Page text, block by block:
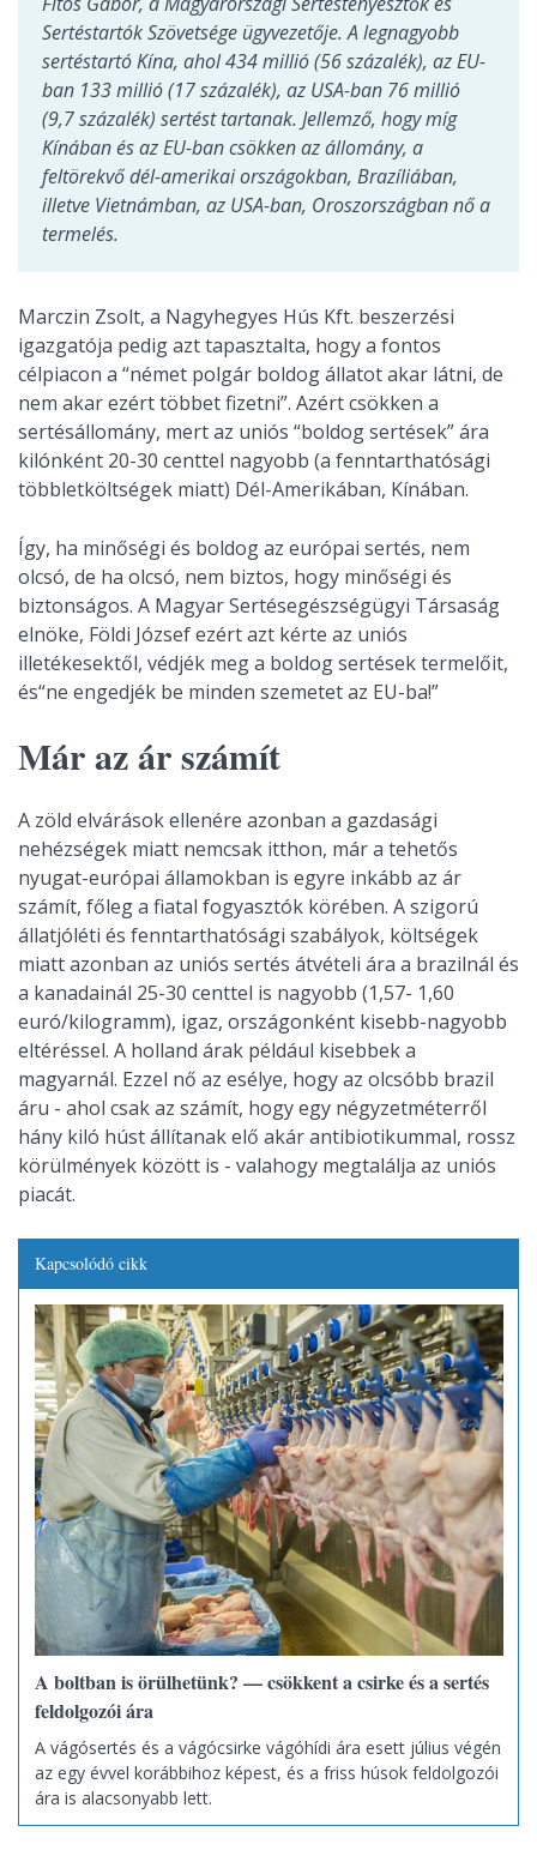
Sertéstartók Szövetsége ügyvezetője. A legnagyobb
sertéstartó Kína, ahol 434 millió (56 százalék), az EU-
ban 133 millió (17 százalék), az USA-ban 76 millió
(9,7 százalék) sertést tartanak. Jellemző, hogy míg
Kínában és az EU-ban csökken az állomány, a
feltörekvő dél-amerikai országokban, Brazíliában,
illetve Vietnámban, az USA-ban, Oroszországban nő a
termelés.
Marczin Zsolt, a Nagyhegyes Hús Kft. beszerzési
igazgatója pedig azt tapasztalta, hogy a fontos
célpiacon a “német polgár boldog állatot akar látni, de
nem akar ezért többet fizetni”. Azért csökken a
sertésállomány, mert az uniós “boldog sertések” ára
kilónként 20-30 centtel nagyobb (a fenntarthatósági
többletköltségek miatt) Dél-Amerikában, Kínában.
Így, ha minőségi és boldog az európai sertés, nem
olcsó, de ha olcsó, nem biztos, hogy minőségi és
biztonságos. A Magyar Sertésegészségügyi Társaság
elnöke, Földi József ezért azt kérte az uniós
illetékesektől, védjék meg a boldog sertések termelőit,
és“ne engedjék be minden szemetet az EU-ba!”
Már az ár számít
A zöld elvárások ellenére azonban a gazdasági
nehézségek miatt nemcsak itthon, már a tehetős
nyugat-európai államokban is egyre inkább az ár
számít, főleg a fiatal fogyasztók körében. A szigorú
állatjóléti és fenntarthatósági szabályok, költségek
miatt azonban az uniós sertés átvételi ára a brazilnál és
a kanadainál 25-30 centtel is nagyobb (1,57- 1,60
euró/kilogramm), igaz, országonként kisebb-nagyobb
eltéréssel. A holland árak például kisebbek a
magyarnál. Ezzel nő az esélye, hogy az olcsóbb brazil
áru - ahol csak az számít, hogy egy négyzetméterről
hány kiló húst állítanak elő akár antibiotikummal, rossz
körülmények között is - valahogy megtalálja az uniós
piacát.
Kapcsolódó cikk
A boltban is örülhetünk? — csökkent a csirke és a sertés
feldolgozói ára
A vágósertés és a vágócsirke vágóhídi ára esett július végén
az egy évvel korábbihoz képest, és a friss húsok feldolgozói
ára is alacsonyabb lett.